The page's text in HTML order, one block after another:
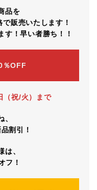
品を
販売いたします！
す！早い者勝ち！！
％OFF
（祝/火）まで
、
割引！
は、
フ！